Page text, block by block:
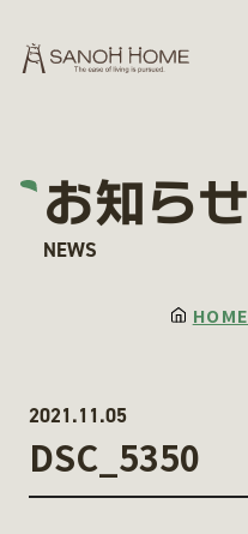
お知らせ
NEWS
HOME
2021.11.05
DSC_5350